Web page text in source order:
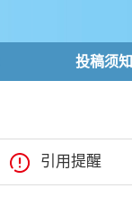
投稿须知
引用提醒